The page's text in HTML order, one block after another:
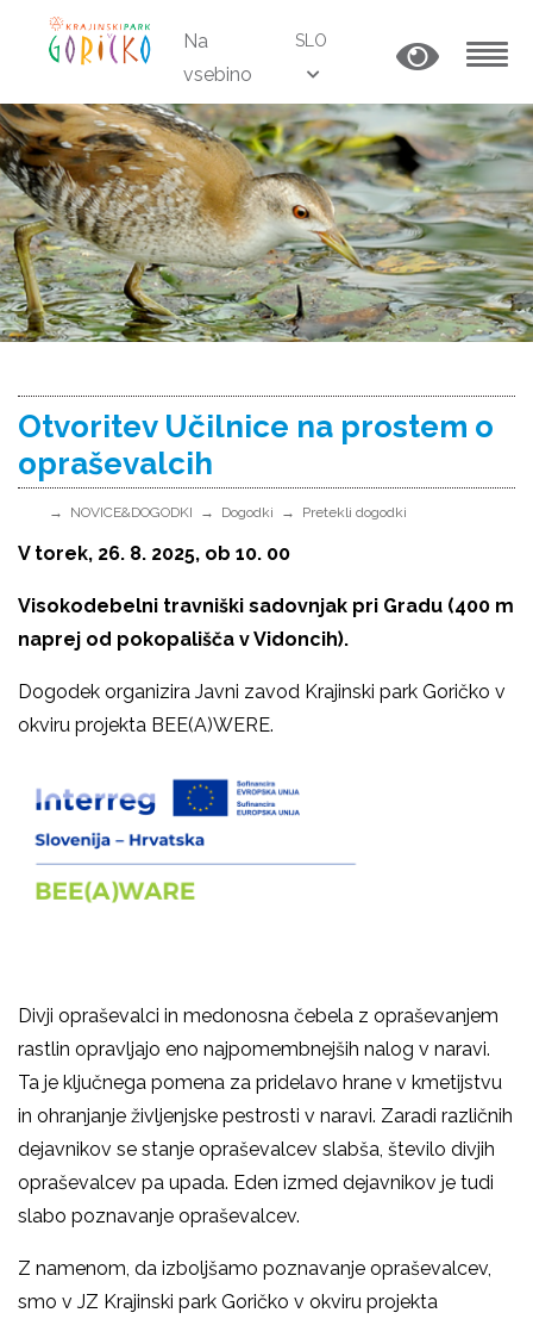
Na
vsebino
SLO
Otvoritev Učilnice na prostem o
opraševalcih
NOVICE&DOGODKI Dogodki Pretekli dogodki
V torek, 26. 8. 2025, ob 10. 00
Visokodebelni travniški sadovnjak pri Gradu (400 m
naprej od pokopališča v Vidoncih).
Dogodek organizira Javni zavod Krajinski park Goričko v
okviru projekta BEE(A)WERE.
Divji opraševalci in medonosna čebela z opraševanjem
rastlin opravljajo eno najpomembnejših nalog v naravi.
Ta je ključnega pomena za pridelavo hrane v kmetijstvu
in ohranjanje življenjske pestrosti v naravi. Zaradi različnih
dejavnikov se stanje opraševalcev slabša, število divjih
opraševalcev pa upada. Eden izmed dejavnikov je tudi
slabo poznavanje opraševalcev.
Z namenom, da izboljšamo poznavanje opraševalcev,
smo v JZ Krajinski park Goričko v okviru projekta